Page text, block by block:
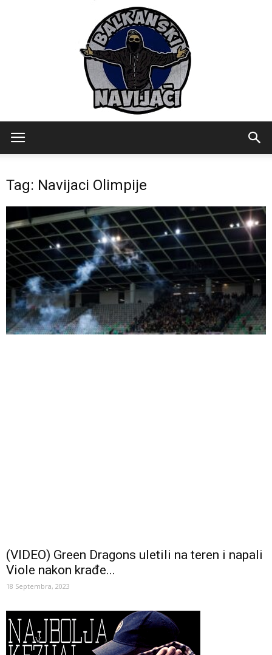
Tag: Navijaci Olimpije
(VIDEO) Green Dragons uletili na teren i napali
Viole nakon krađe...
18 Septembra, 2023